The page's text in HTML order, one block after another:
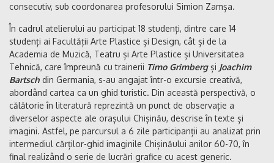
consecutiv, sub coordonarea profesorului Simion Zamșa.
În cadrul atelierului au participat 18 studenți, dintre care 14
studenți ai Facultății Arte Plastice și Design, cât și de la
Academia de Muzică, Teatru și Arte Plastice și Universitatea
Tehnică, care împreună cu trainerii Timo Grimbergși Joachim
Bartsch din Germania, s-au angajat într-o excursie creativă,
abordând cartea ca un ghid turistic. Din această perspectivă, o
călătorie în literatură reprezintă un punct de observație a
diverselor aspecte ale orașului Chișinău, descrise în texte și
imagini. Astfel, pe parcursul a 6 zile participanții au analizat prin
intermediul cărților-ghid imaginile Chișinăului anilor 60-70, în
final realizând o serie de lucrări grafice cu acest generic.